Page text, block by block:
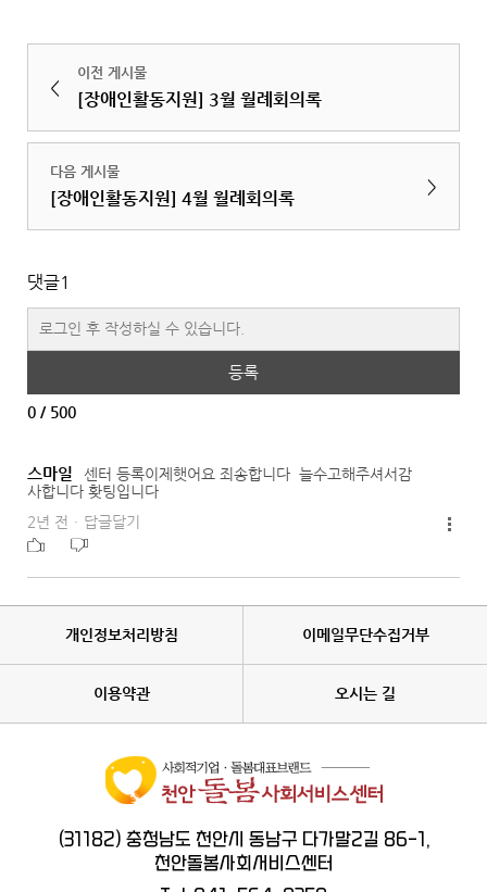
<
이전 게시물
[장애인활동지원] 3월 월례회의록
다음 게시물
[장애인활동지원] 4월 월례회의록
>
댓글1
등록
0 / 500
스마일
센터 등록이제햇어요 죄송합니다 늘수고해주셔서감
사합니다 홧팅입니다
2년 전 · 답글달기
개인정보처리방침 이메일무단수집거부
이용약관 오시는 길
(31182) 충청남도 천안시 동남구 다가말2길 86-1,
천안돌봄사회서비스센터